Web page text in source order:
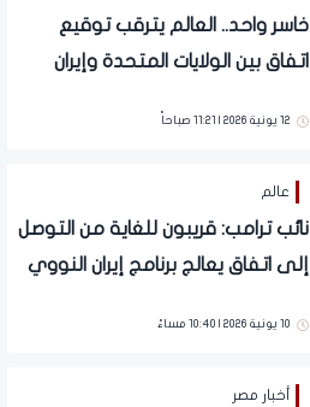
خاسر واحد.. العالم يترقب توقيع
اتفاق بين الولايات المتحدة وإيران
12 يونية 2026 | 11:21 صباحاً
عالم
نائب ترامب: قريبون للغاية من التوصل
إلى اتفاق يعالج برنامج إيران النووي
10 يونية 2026 | 10:40 مساءً
أخبار مصر